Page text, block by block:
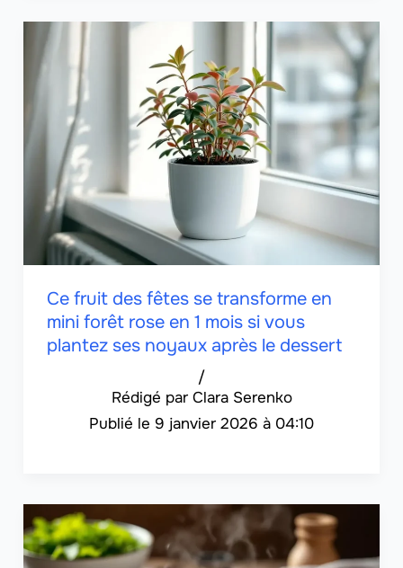
Ce fruit des fêtes se transforme en
mini forêt rose en 1 mois si vous
plantez ses noyaux après le dessert
Clara Serenko
/
9 janvier 2026 à 04:10